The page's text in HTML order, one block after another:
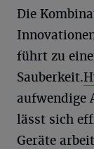
Die
führt zu
Sauberkeit.
aufwendige
lässt sich
Geräte